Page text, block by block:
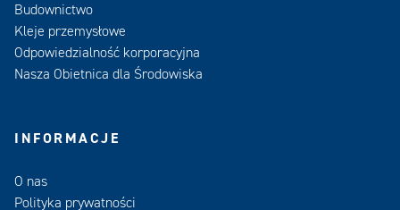
Budownictwo
Kleje przemysłowe
Odpowiedzialność korporacyjna
Nasza Obietnica dla Środowiska
INFORMACJE
O nas
Polityka prywatności